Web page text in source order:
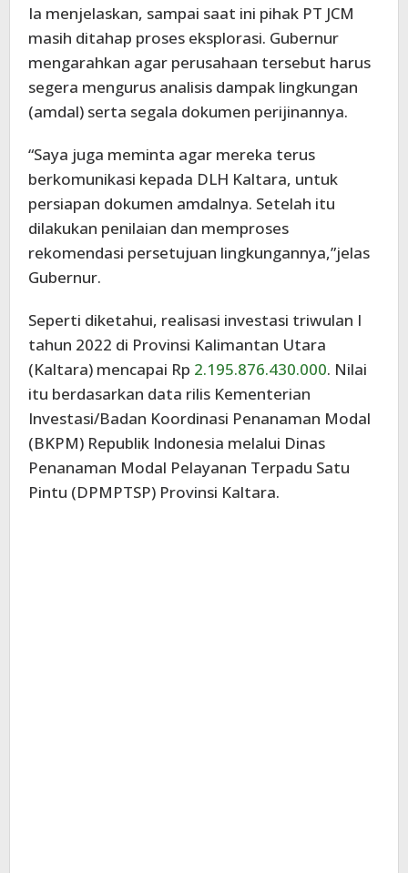
Ia menjelaskan, sampai saat ini pihak PT JCM
masih ditahap proses eksplorasi. Gubernur
mengarahkan agar perusahaan tersebut harus
segera mengurus analisis dampak lingkungan
(amdal) serta segala dokumen perijinannya.
“Saya juga meminta agar mereka terus
berkomunikasi kepada DLH Kaltara, untuk
persiapan dokumen amdalnya. Setelah itu
dilakukan penilaian dan memproses
rekomendasi persetujuan lingkungannya,”jelas
Gubernur.
Seperti diketahui, realisasi investasi triwulan I
tahun 2022 di Provinsi Kalimantan Utara
(Kaltara) mencapai Rp 2.195.876.430.000. Nilai
itu berdasarkan data rilis Kementerian
Investasi/Badan Koordinasi Penanaman Modal
(BKPM) Republik Indonesia melalui Dinas
Penanaman Modal Pelayanan Terpadu Satu
Pintu (DPMPTSP) Provinsi Kaltara.